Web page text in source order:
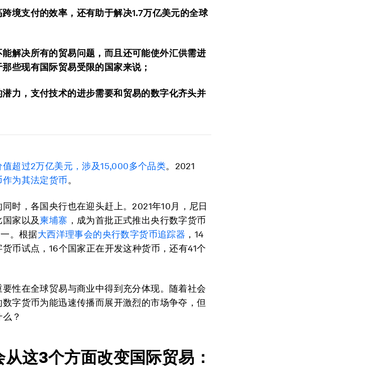
境支付的效率，还有助于解决1.7万亿美元的全球
解决所有的贸易问题，而且还可能使外汇供需进
些现有国际贸易受限的国家来说；
力，支付技术的进步需要和贸易的数字化齐头并
值超过2万亿美元，涉及15,000多个品类。2021
作为其法定货币。
时，各国央行也在迎头赶上。2021年10月，尼日
家以及柬埔寨 ，成为首批正式推出央行数字货币
。根据大西洋理事会的央行数字货币追踪器 ，14
币试点，16个国家正在开发这种货币，还有41个
性在全球贸易与商业中得到充分体现。随着社会
字货币为能迅速传播而展开激烈的市场争夺，但
？
这3个方面改变国际贸易：